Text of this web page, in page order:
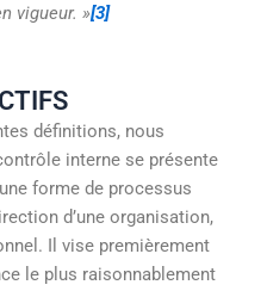
vigueur. »[3]
définitions, nous
interne se présente
forme de processus
d’une organisation,
Il vise premièrement
le plus raisonnablement